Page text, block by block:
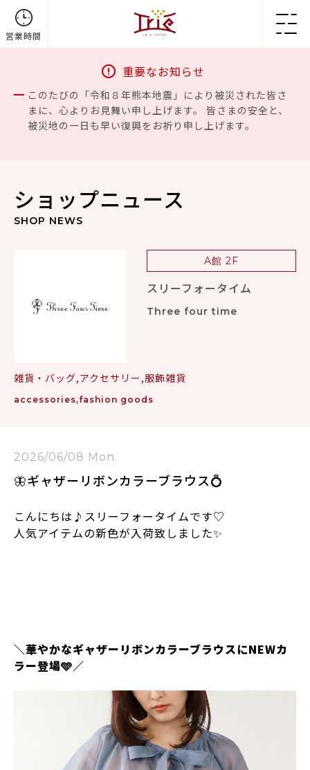
営業時間
重要なお知らせ
このたびの「令和８年熊本地震」により被災された皆さ
まに、心よりお見舞い申し上げます。 皆さまの安全と、
被災地の一日も早い復興をお祈り申し上げます。
ショップニュース
SHOP NEWS
A館 2F
スリーフォータイム
Three four time
雑貨・バッグ,アクセサリー,服飾雑貨
accessories,fashion goods
2026/06/08 Mon.
🦋ギャザーリボンカラーブラウス💍
こんにちは♪スリーフォータイムです♡
人気アイテムの新色が入荷致しました✨
＼華やかなギャザーリボンカラーブラウスにNEWカ
ラー登場🩵／